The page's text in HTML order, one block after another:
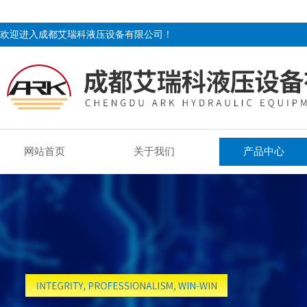
欢迎进入成都艾瑞科液压设备有限公司！
网站首页 关于我们 产品中心